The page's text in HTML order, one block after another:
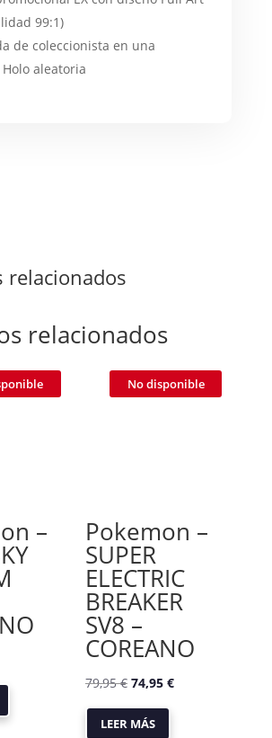
99:1)
de coleccionista en una
aleatoria
relacionados
relacionados
– Pokemon –
SUPER
ELECTRIC
BREAKER
SV8 –
COREANO
79,95€ El
precio
original
74,95 €El
LEER MÁS
No disponible